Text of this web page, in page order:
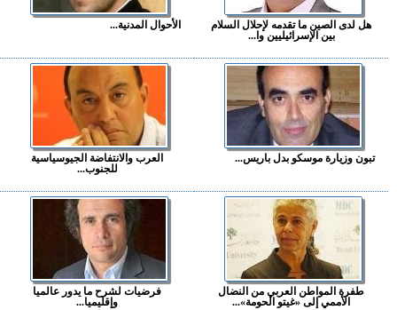
هل لدى الصين ما تقدمه لإحلال السلام
بين الإسرائيليين وا...
الأحوال المدنية...
تبون وزيارة موسكو بدل باريس...
العرب والانتفاضة الجيوسياسية
للجنوب...
طفرة المواطن العربي من النضال
الأممي إلى «غيتو الحومة»...
فرضيات لشرح ما يدور عالميا
وإقليميا...